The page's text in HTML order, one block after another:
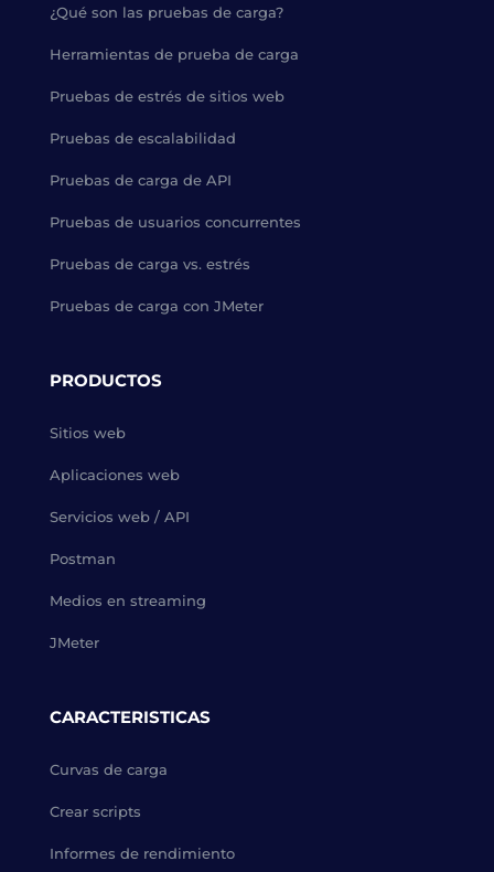
¿Qué son las pruebas de carga?
Herramientas de prueba de carga
Pruebas de estrés de sitios web
Pruebas de escalabilidad
Pruebas de carga de API
Pruebas de usuarios concurrentes
Pruebas de carga vs. estrés
Pruebas de carga con JMeter
PRODUCTOS
Sitios web
Aplicaciones web
Servicios web / API
Postman
Medios en streaming
JMeter
CARACTERISTICAS
Curvas de carga
Crear scripts
Informes de rendimiento